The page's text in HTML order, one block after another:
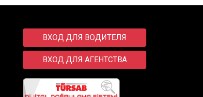
ВХОД ДЛЯ ВОДИТЕЛЯ
ВХОД ДЛЯ АГЕНТСТВА